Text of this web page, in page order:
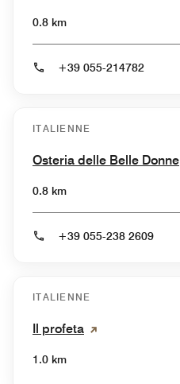
0.8 km
+39 055-214782
ITALIENNE
Osteria delle Belle Donne
0.8 km
+39 055-238 2609
ITALIENNE
Il profeta
1.0 km